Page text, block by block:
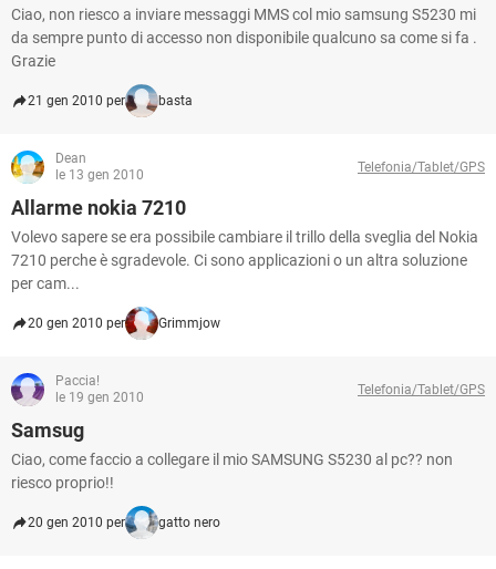
Ciao, non riesco a inviare messaggi MMS col mio samsung S5230 mi
da sempre punto di accesso non disponibile qualcuno sa come si fa .
Grazie
21 gen 2010 per basta
Dean
le 13 gen 2010
Telefonia/Tablet/GPS
Allarme nokia 7210
Volevo sapere se era possibile cambiare il trillo della sveglia del Nokia
7210 perche è sgradevole. Ci sono applicazioni o un altra soluzione
per cam...
20 gen 2010 per Grimmjow
Paccia!
le 19 gen 2010
Telefonia/Tablet/GPS
Samsug
Ciao, come faccio a collegare il mio SAMSUNG S5230 al pc?? non
riesco proprio!!
20 gen 2010 per gatto nero